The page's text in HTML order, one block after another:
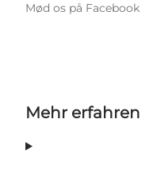
Mød os på Facebook
Mehr erfahren